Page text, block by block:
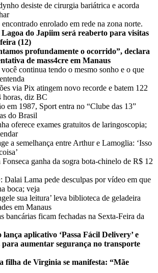
desiste de cirurgia bariátrica e acorda
enrolado em rede na zona norte.
do Japiim será reaberto para visitas
(12)
profundamente o ocorrido”, declara
de mass4cre em Manaus
continua tendo o mesmo sonho e o que
via Pix atingem novo recorde e batem 122
horas, diz BC
em 1987, Sport entra no “Clube das 13”
do Brasil
oferece exames gratuitos de laringoscopia;
a semelhança entre Arthur e Lamoglia: ‘Isso
ganha da sogra bota-chinelo de R$ 12
Lama pede desculpas por vídeo em que
boca; veja
sua leitura’ leva biblioteca de geladeira
em Manaus
bancárias ficam fechadas na Sexta-Feira da
lança aplicativo ‘Passa Fácil Delivery’ e
para aumentar segurança no transporte
filha de Virginia se manifesta: “Mãe